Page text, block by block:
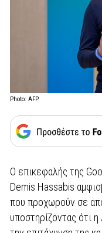
Photo: AFP
Ο επικεφαλής της
Demis Hassabis
που προχωρούν σε
υποστηρίζοντας ότι